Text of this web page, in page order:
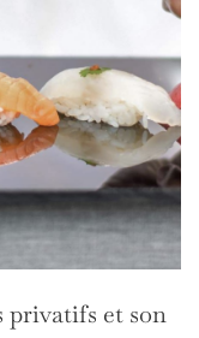
privatifs et son